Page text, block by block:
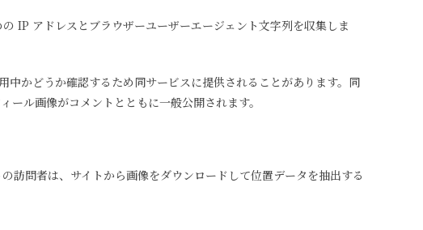
IP アドレスとブラウザーユーザーエージェント文字列を収集しま
かどうか確認するため同サービスに提供されることがあります。同
ル画像がコメントとともに一般公開されます。
訪問者は、サイトから画像をダウンロードして位置データを抽出する